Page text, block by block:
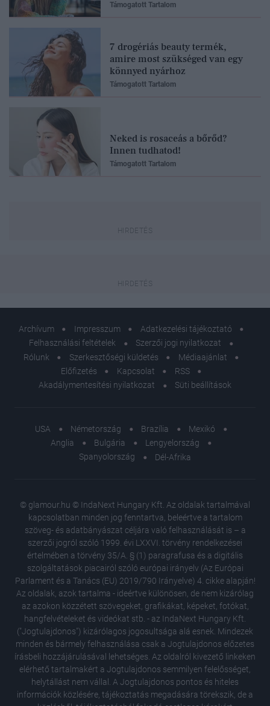
hogy
Támogatott Tartalom
7 drogériás beauty termék,
amire most szükséged van egy
könnyed nyárhoz
Támogatott Tartalom
Neked is rosaceás a bőrőd?
Innen tudhatod!
Támogatott Tartalom
Archívum Impresszum
Adatkezelési tájékoztató
Felhasználási feltételek
Szerzői jogi nyilatkozat
Rólunk
Szerkesztőségi küldetés
Médiaajánlat
Előfizetés
Kapcsolat
RSS
Akadálymentesítési nyilatkozat
Süti beállítások
USA Németország Brazília
Mexikó
Anglia
Bulgária
Lengyelország
Spanyolország
Dél-Afrika
© glamour.hu © IndaNext Hungary Kft. Az oldalak tartalmával
kapcsolatban minden jog fenntartva, beleértve a tartalom
szöveg- és adatbányászat céljára való felhasználását is – a
szerzői jogról szóló 1999. évi LXXVI. törvény rendelkezései
értelmében a törvény 35/A. § (1) paragrafusa és a digitális
szolgáltatások piacairól szóló európai irányelv (Az Európai
Parlament és a Tanács (EU) 2019/790 Irányelve) 4. cikke alapján!
Az oldalak, azok tartalma - ideértve különösen, de nem kizárólag
az azokon közzétett szövegeket, grafikákat, képeket, fotókat,
hangfelvételeket és videókat stb. - az IndaNext Hungary Kft.
("Jogtulajdonos") kizárólagos jogosultsága alá esnek. Mindezek
minden és bármely felhasználása csak a Jogtulajdonos előzetes
írásbeli hozzájárulásával lehetséges. Az oldalról kivezető linkeken
elérhető tartalmakért a Jogtulajdonos semmilyen felelősséget,
helytállást nem vállal. A Jogtulajdonos pontos és hiteles
információk közlésére, tájékoztatás megadására törekszik, de a